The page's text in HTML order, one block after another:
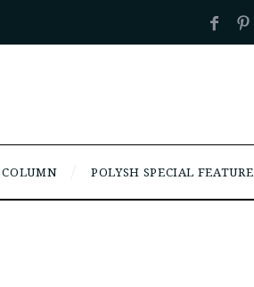
COLUMN POLYSH SPECIAL FEATURE